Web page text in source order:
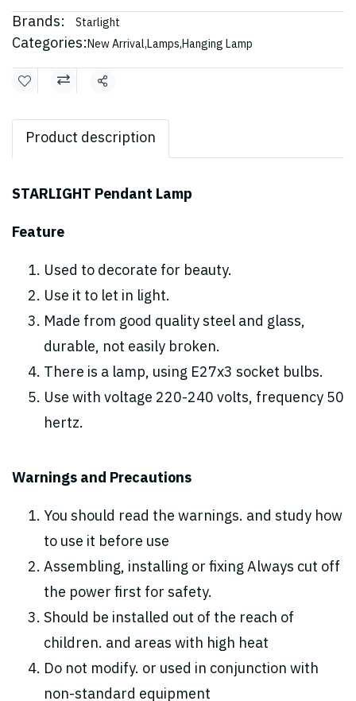
Brands: Starlight
Categories:New Arrival,Lamps,Hanging Lamp
Share
Product description
STARLIGHT Pendant Lamp
Feature
Used to decorate for beauty.
Use it to let in light.
Made from good quality steel and glass,
durable, not easily broken.
There is a lamp, using E27x3 socket bulbs.
Use with voltage 220-240 volts, frequency 50
hertz.
Warnings and Precautions
You should read the warnings. and study how
to use it before use
Assembling, installing or fixing Always cut off
the power first for safety.
Should be installed out of the reach of
children. and areas with high heat
Do not modify. or used in conjunction with
non-standard equipment